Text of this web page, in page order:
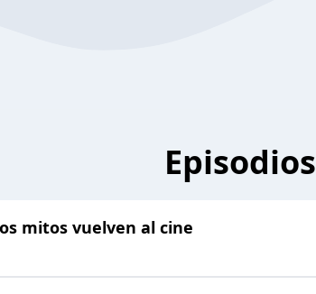
Episodios
mitos vuelven al cine